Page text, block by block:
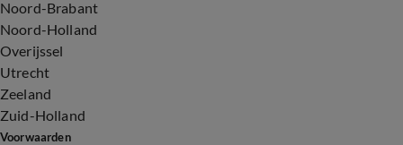
Noord-Brabant
Noord-Holland
Overijssel
Utrecht
Zeeland
Zuid-Holland
Voorwaarden